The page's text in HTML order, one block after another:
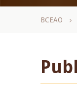
Fil
BCEAO